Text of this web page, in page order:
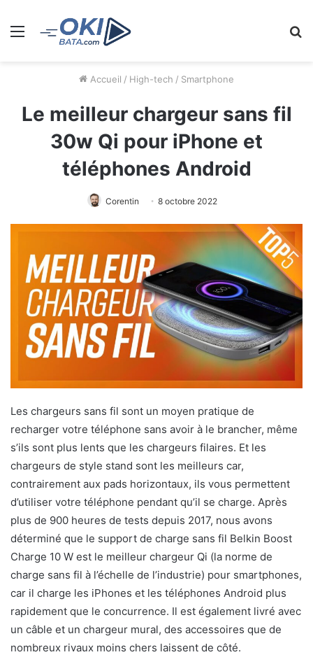
Menu
Accueil / High-tech / Smartphone
Le meilleur chargeur sans fil
30w Qi pour iPhone et
téléphones Android
Corentin 8 octobre 2022
Les chargeurs sans fil sont un moyen pratique de
recharger votre téléphone sans avoir à le brancher, même
s’ils sont plus lents que les chargeurs filaires. Et les
chargeurs de style stand sont les meilleurs car,
contrairement aux pads horizontaux, ils vous permettent
d’utiliser votre téléphone pendant qu’il se charge. Après
plus de 900 heures de tests depuis 2017, nous avons
déterminé que le support de charge sans fil Belkin Boost
Charge 10 W est le meilleur chargeur Qi (la norme de
charge sans fil à l’échelle de l’industrie) pour smartphones,
car il charge les iPhones et les téléphones Android plus
rapidement que le concurrence. Il est également livré avec
un câble et un chargeur mural, des accessoires que de
nombreux rivaux moins chers laissent de côté.